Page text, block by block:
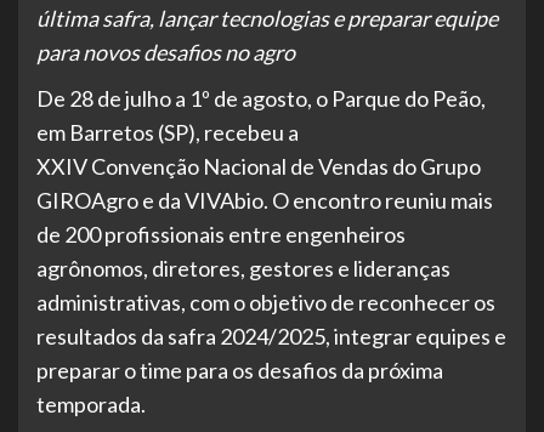
última safra, lançar tecnologias e preparar equipe
para novos desafios no agro
De 28 de julho a 1º de agosto, o Parque do Peão,
em Barretos (SP), recebeu a
XXIV Convenção Nacional de Vendas do Grupo
GIROAgro e da VIVAbio. O encontro reuniu mais
de 200 profissionais entre engenheiros
agrônomos, diretores, gestores e lideranças
administrativas, com o objetivo de reconhecer os
resultados da safra 2024/2025, integrar equipes e
preparar o time para os desafios da próxima
temporada.